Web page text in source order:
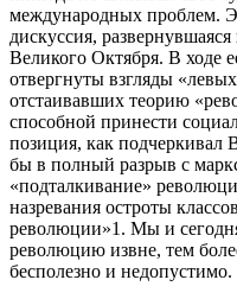
международных проблем.
дискуссия,
Великого Октября. В ходе
отвергнуты взгляды
отстаивавших теорию
способной принести
позиция, как
бы в полный разрыв с
«подталкивание»
назревания остроты
революции»1. Мы и
революцию извне, тем
бесполезно и недопустимо.